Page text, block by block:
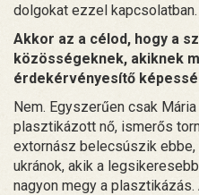
dolgokat ezzel kapcsolatban.
Akkor az a célod, hogy a
közösségeknek, akiknek
érdekérvényesítő
Nem. Egyszerűen csak
plasztikázott nő, ismerős
extornász belecsúszik
ukránok, akik a
nagyon megy a